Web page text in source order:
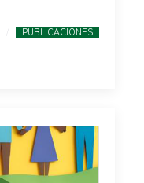
PUBLICACIONES